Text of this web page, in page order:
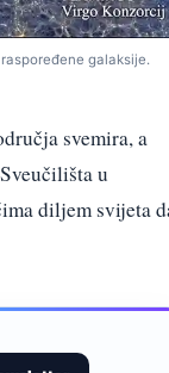
galaksije.
svemira, a
u
diljem svijeta